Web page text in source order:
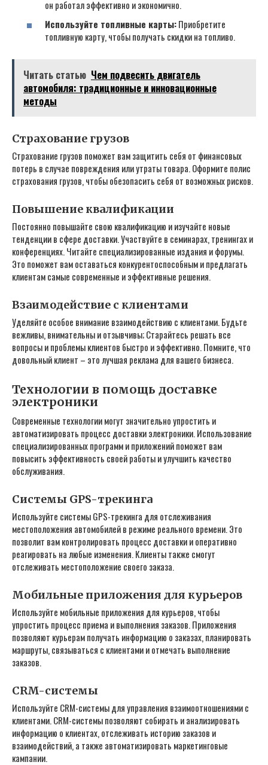
он работал эффективно и экономично.
Используйте топливные карты:Приобретите
топливную карту‚ чтобы получать скидки на топливо.
Читать статью Чем подвесить двигатель
автомобиля: традиционные и инновационные
методы
Страхование грузов
Страхование грузов поможет вам защитить себя от финансовых
потерь в случае повреждения или утраты товара. Оформите полис
страхования грузов‚ чтобы обезопасить себя от возможных рисков.
Повышение квалификации
Постоянно повышайте свою квалификацию и изучайте новые
тенденции в сфере доставки. Участвуйте в семинарах‚ тренингах и
конференциях. Читайте специализированные издания и форумы.
Это поможет вам оставаться конкурентоспособным и предлагать
клиентам самые современные и эффективные решения.
Взаимодействие с клиентами
Уделяйте особое внимание взаимодействию с клиентами. Будьте
вежливы‚ внимательны и отзывчивы; Старайтесь решать все
вопросы и проблемы клиентов быстро и эффективно. Помните‚ что
довольный клиент – это лучшая реклама для вашего бизнеса.
Технологии в помощь доставке
электроники
Современные технологии могут значительно упростить и
автоматизировать процесс доставки электроники. Использование
специализированных программ и приложений поможет вам
повысить эффективность своей работы и улучшить качество
обслуживания.
Системы GPS-трекинга
Используйте системы GPS-трекинга для отслеживания
местоположения автомобилей в режиме реального времени. Это
позволит вам контролировать процесс доставки и оперативно
реагировать на любые изменения. Клиенты также смогут
отслеживать местоположение своего заказа.
Мобильные приложения для курьеров
Используйте мобильные приложения для курьеров‚ чтобы
упростить процесс приема и выполнения заказов. Приложения
позволяют курьерам получать информацию о заказах‚ планировать
маршруты‚ связываться с клиентами и отмечать выполнение
заказов.
CRM-системы
Используйте CRM-системы для управления взаимоотношениями с
клиентами. CRM-системы позволяют собирать и анализировать
информацию о клиентах‚ отслеживать историю заказов и
взаимодействий‚ а также автоматизировать маркетинговые
кампании.